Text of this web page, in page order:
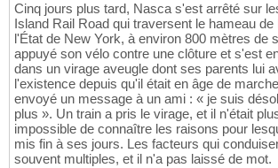
Cinq jours plus tard, Nasca s'est arrêté sur
Island Rail Road qui traversent le hameau de
l'État de New York, à environ 800 mètres de
appuyé son vélo contre une clôture et s'est
dans un virage aveugle dont ses parents lui
l'existence depuis qu'il était en âge de
envoyé un message à un ami : « je suis
plus ». Un train a pris le virage, et il n'était
impossible de connaître les raisons pour
mis fin à ses jours. Les facteurs qui
souvent multiples, et il n'a pas laissé de mot.